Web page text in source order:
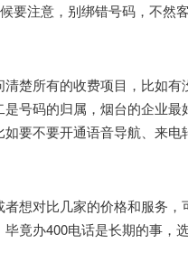
要注意，别绑错号码，不然
所有的收费项目，比如有
号码的归属，烟台的企业最
要不要开通语音导航、来电
对比几家的价格和服务，
竟办400电话是长期的事，